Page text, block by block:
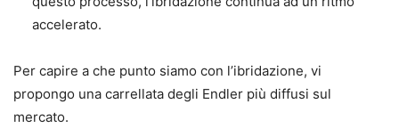
accelerato.
Per capire a che punto siamo con l’ibridazione, vi
propongo una carrellata degli Endler più diffusi sul
mercato.